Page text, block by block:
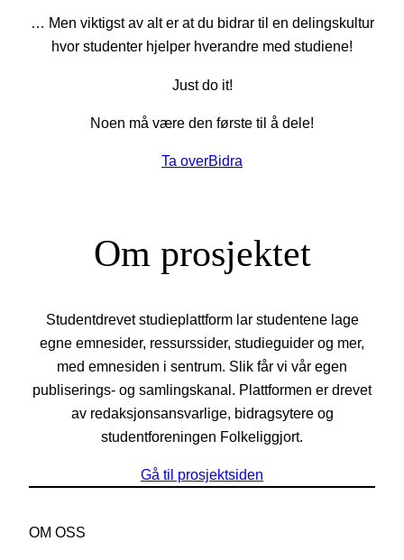
… Men viktigst av alt er at du bidrar til en delingskultur
hvor studenter hjelper hverandre med studiene!
Just do it!
Noen må være den første til å dele!
Ta overBidra
Om prosjektet
Studentdrevet studieplattform lar studentene lage
egne emnesider, ressurssider, studieguider og mer,
med emnesiden i sentrum. Slik får vi vår egen
publiserings- og samlingskanal. Plattformen er drevet
av redaksjonsansvarlige, bidragsytere og
studentforeningen Folkeliggjort.
Gå til prosjektsiden
OM OSS